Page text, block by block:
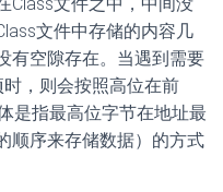
文件中存储的内容几
有空隙存在。当遇到需要
，则会按照高位在前
是指最高位字节在地址最
顺序来存储数据）的方式